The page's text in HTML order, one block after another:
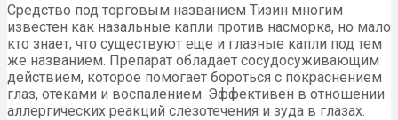
Средство под торговым названием Тизин многим
известен как назальные капли против насморка, но мало
кто знает, что существуют еще и глазные капли под тем
же названием. Препарат обладает сосудосуживающим
действием, которое помогает бороться с покраснением
глаз, отеками и воспалением. Эффективен в отношении
аллергических реакций слезотечения и зуда в глазах.